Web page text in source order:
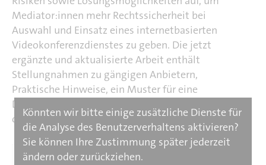
Mediator:innen mehr Rechtssicherheit bei
Auswahl und Einsatz eines internetbasierten
Videokonferenzdienstes zu geben. Die jetzt
ergänzte und aktualisierte Arbeit enthält
Stellungnahmen zu gängigen Anbietern,
Praktische Hinweise, ein Muster für eine
Datenschutzerklärung und eine Checkliste für
die Dienstauswahl.
Könnten wir bitte einige zusätzliche Dienste für
die Analyse des Benutzerverhaltens aktivieren?
Sie können Ihre Zustimmung später jederzeit
ändern oder zurückziehen.